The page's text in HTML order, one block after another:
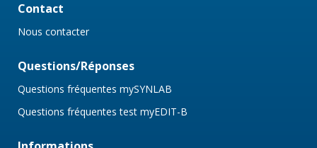
Contact
Nous contacter
Questions/Réponses
Questions fréquentes mySYNLAB
Questions fréquentes test myEDIT-B